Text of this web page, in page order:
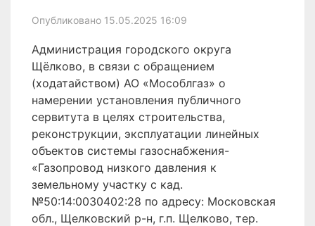
Опубликовано 15.05.2025 16:09
Администрация городского округа
Щёлково, в связи с обращением
(ходатайством) АО «Мособлгаз» о
намерении установления публичного
сервитута в целях строительства,
реконструкции, эксплуатации линейных
объектов системы газоснабжения-
«Газопровод низкого давления к
земельному участку с кад.
№50:14:0030402:28 по адресу: Московская
обл., Щелковский р-н, г.п. Щелково, тер.